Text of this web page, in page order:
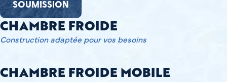
SOUMISSION
CHAMBRE FROIDE
Construction adaptée pour vos besoins
CHAMBRE FROIDE MOBILE